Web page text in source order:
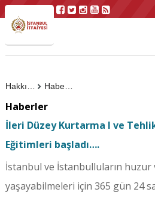
Haberler
Haberler
İleri Düzey Kurtarma I ve
Eğitimleri başladı….
İstanbul ve İstanbulluların huzur
yaşayabilmeleri için 365 gün 24